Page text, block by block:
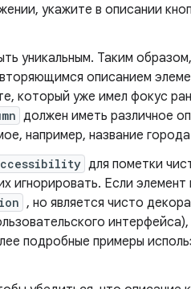
укажите в описании
уникальным. Таким
описанием
который уже имел фокус
должен иметь различное
например, название
для пометки
игнорировать. Если
, но является чисто
подробные примеры